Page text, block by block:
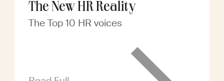
The New HR Reality
The Top 10 HR voices